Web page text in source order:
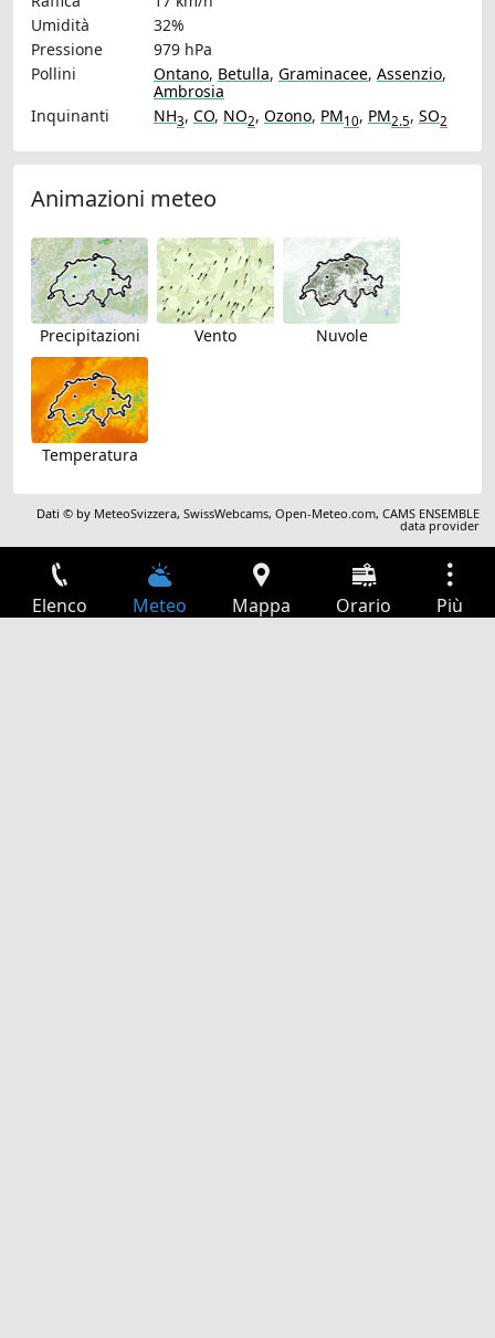
Umidità
32%
Pressione
979 hPa
Pollini
Ontano, Betulla, Graminacee, Assenzio,
Ambrosia
Inquinanti
NH3, CO, NO2, Ozono, PM10, PM2.5, SO2
Animazioni meteo
Precipitazioni Vento Nuvole
Temperatura
Dati © by MeteoSvizzera,SwissWebcams,Open-Meteo.com,CAMS ENSEMBLE
data provider
Elenco Meteo Mappa Orario Più